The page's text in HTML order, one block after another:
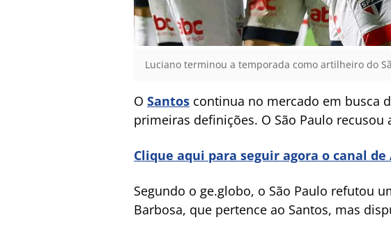
Luciano terminou a temporada como artilheiro do
O Santos continua no mercado em busca
primeiras definições. O São Paulo
Clique aqui para seguir agora o canal de
Segundo o ge.globo, o São Paulo refutou
Barbosa, que pertence ao Santos, mas